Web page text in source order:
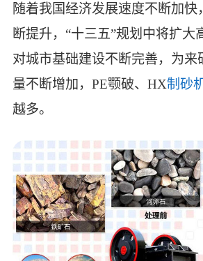
随着我国经济发展速度不断加快
断提升，“十三五”规划中将扩大
对城市基础建设不断完善，为来
量不断增加，PE颚破、HX制砂
越多。